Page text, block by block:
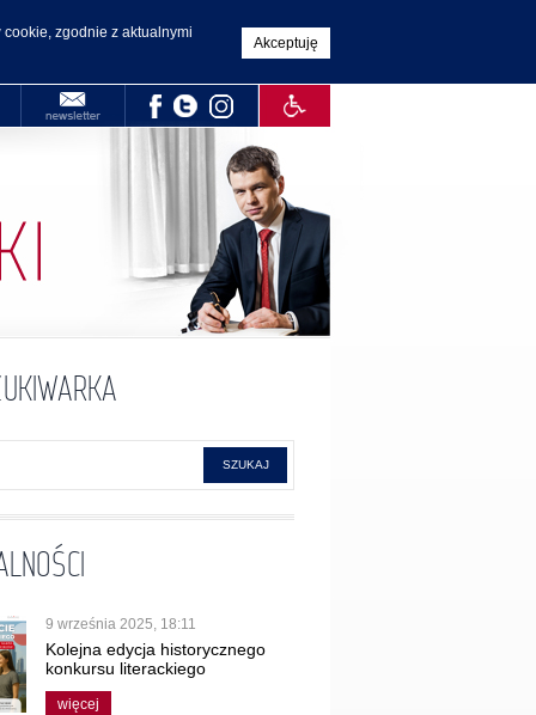
zgodnie z aktualnymi
Akceptuję
9 września 2025, 18:11
Kolejna edycja historycznego
konkursu literackiego
wystartowała!
więcej